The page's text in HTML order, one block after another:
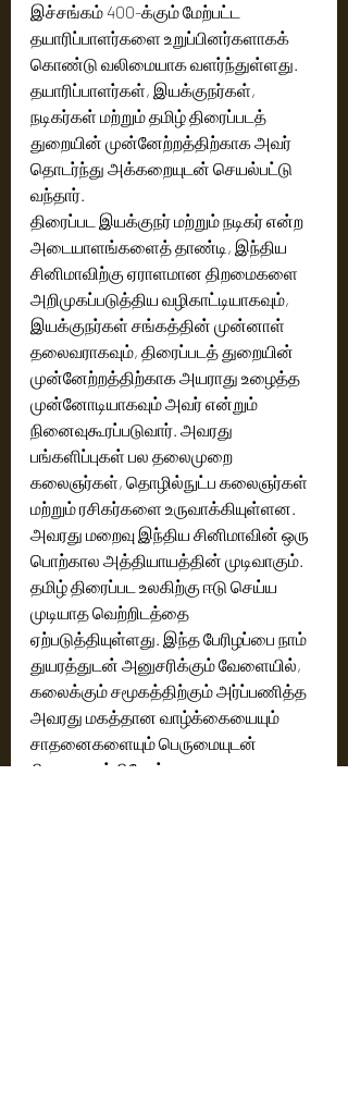
இச்சங்கம் 400-க்கும் மேற்பட்ட
தயாரிப்பாளர்களை உறுப்பினர்களாகக்
கொண்டு வலிமையாக வளர்ந்துள்ளது.
தயாரிப்பாளர்கள், இயக்குநர்கள்,
நடிகர்கள் மற்றும் தமிழ் திரைப்படத்
துறையின் முன்னேற்றத்திற்காக அவர்
தொடர்ந்து அக்கறையுடன் செயல்பட்டு
வந்தார்.
திரைப்பட இயக்குநர் மற்றும் நடிகர் என்ற
அடையாளங்களைத் தாண்டி, இந்திய
சினிமாவிற்கு ஏராளமான திறமைகளை
அறிமுகப்படுத்திய வழிகாட்டியாகவும்,
இயக்குநர்கள் சங்கத்தின் முன்னாள்
தலைவராகவும், திரைப்படத் துறையின்
முன்னேற்றத்திற்காக அயராது உழைத்த
முன்னோடியாகவும் அவர் என்றும்
நினைவுகூரப்படுவார். அவரது
பங்களிப்புகள் பல தலைமுறை
கலைஞர்கள், தொழில்நுட்ப கலைஞர்கள்
மற்றும் ரசிகர்களை உருவாக்கியுள்ளன.
அவரது மறைவு இந்திய சினிமாவின் ஒரு
பொற்கால அத்தியாயத்தின் முடிவாகும்.
தமிழ் திரைப்பட உலகிற்கு ஈடு செய்ய
முடியாத வெற்றிடத்தை
ஏற்படுத்தியுள்ளது. இந்த பேரிழப்பை நாம்
துயரத்துடன் அனுசரிக்கும் வேளையில்,
கலைக்கும் சமூகத்திற்கும் அர்ப்பணித்த
அவரது மகத்தான வாழ்க்கையையும்
சாதனைகளையும் பெருமையுடன்
நினைவுகூர்கிறோம்.